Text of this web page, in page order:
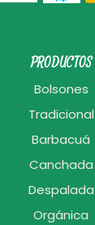
PRODUCTOS
Bolsones
Tradicional
Barbacuá
Canchada
Despalada
Orgánica